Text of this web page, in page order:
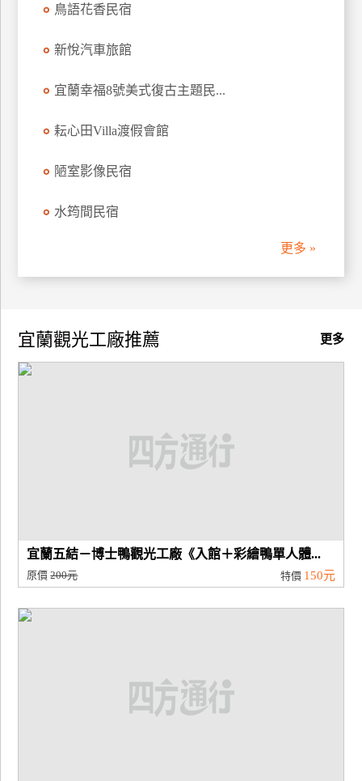
飯
作
計
商
鳥語花香民宿
新悅汽車旅館
宜蘭幸福8號美式復古主題民...
耘心田Villa渡假會館
陋室影像民宿
水筠間民宿
更多 »
更多
宜蘭觀光工廠推薦
宜蘭五結－博士鴨觀光工廠《入館＋彩繪鴨單人體...
原價200元 特價 150元